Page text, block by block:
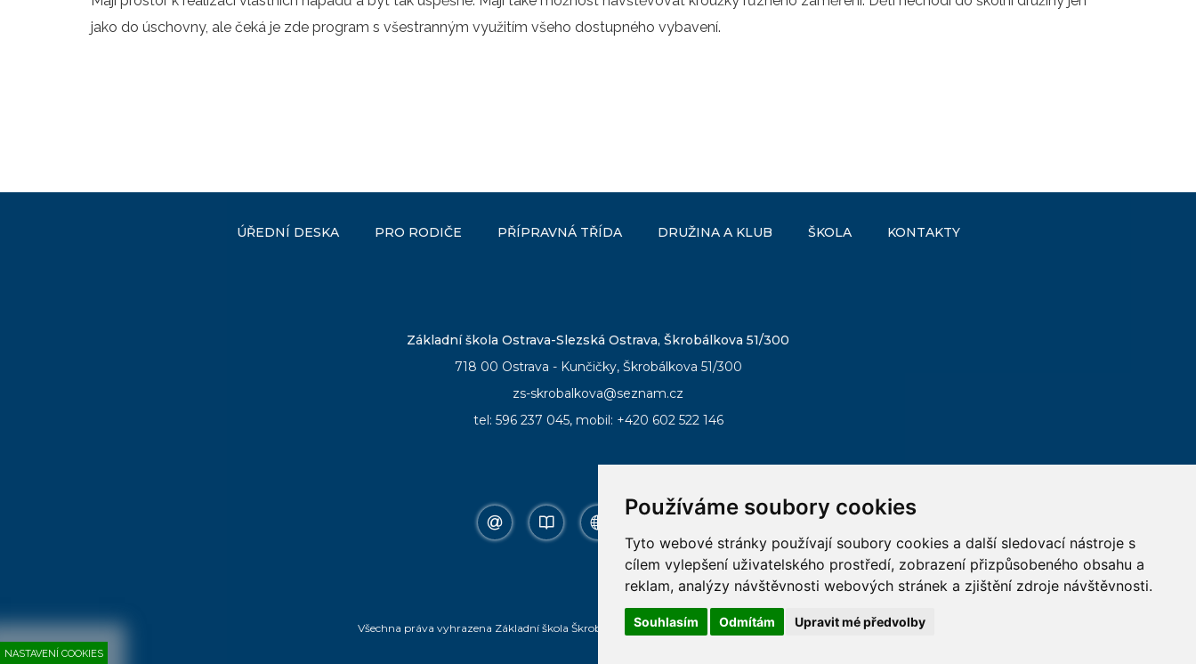
Používáme soubory cookies
Tyto webové stránky používají soubory cookies a další sledovací nástroje s
cílem vylepšení uživatelského prostředí, zobrazení přizpůsobeného obsahu a
reklam, analýzy návštěvnosti webových stránek a zjištění zdroje návštěvnosti.
Souhlasím Odmítám Upravit mé předvolby
NASTAVENÍ COOKIES
jako do úschovny, ale čeká je zde program s všestranným využitím všeho dostupného vybavení.
ÚŘEDNÍ DESKA PRO RODIČE PŘÍPRAVNÁ TŘÍDA DRUŽINA A KLUB ŠKOLA KONTAKTY
Základní škola Ostrava-Slezská Ostrava, Škrobálkova 51/300
718 00 Ostrava - Kunčičky, Škrobálkova 51/300
zs-skrobalkova@seznam.cz
tel: 596 237 045, mobil: +420 602 522 146
email bakalar
online
vyuka
ke
stazeni
facebook
Všechna práva vyhrazena Základní škola Škrobálkova 51, Tvorba a provoz webu: ISSA CZECH